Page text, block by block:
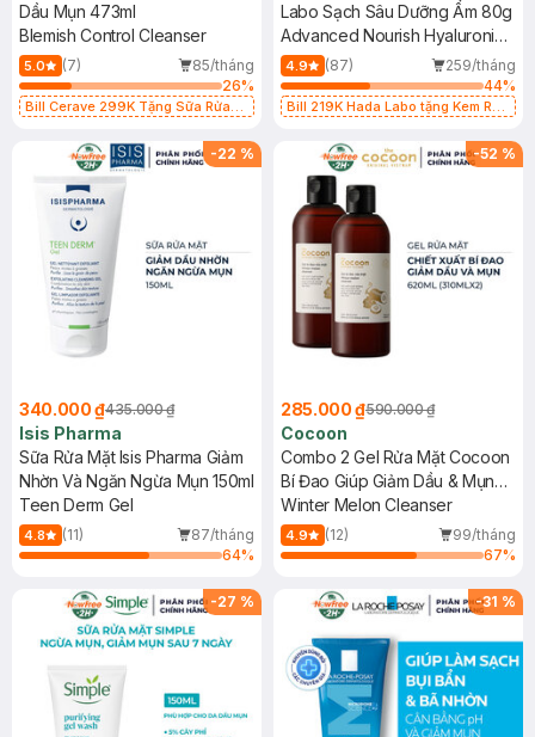
Dầu Mụn 473ml
Blemish Control Cleanser
5.0 (7)
85/tháng
26%
Bill Cerave 299K Tặng Sữa Rửa
Labo Sạch Sâu Dưỡng Ẩm 80g
Advanced Nourish Hyaluronic
Acid Cleanser
4.9 (87)
259/tháng
44%
Bill 219K Hada Labo tặng Kem Rửa
-22 %
340.000 ₫435.000 ₫
Isis Pharma
Sữa Rửa Mặt Isis Pharma Giảm
Nhờn Và Ngăn Ngừa Mụn 150ml
Teen Derm Gel
4.8 (11)
87/tháng
64%
-52 %
285.000 ₫590.000 ₫
Cocoon
Combo 2 Gel Rửa Mặt Cocoon
Bí Đao Giúp Giảm Dầu & Mụn
310ml
Winter Melon Cleanser
4.9 (12)
99/tháng
67%
-27 % -31 %